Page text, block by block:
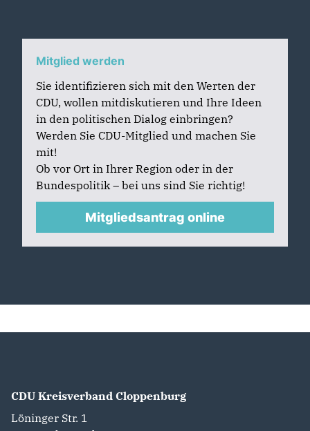
Mitglied werden
Sie identifizieren sich mit den Werten der
CDU, wollen mitdiskutieren und Ihre Ideen
in den politischen Dialog einbringen?
Werden Sie CDU-Mitglied und machen Sie
mit!
Ob vor Ort in Ihrer Region oder in der
Bundespolitik – bei uns sind Sie richtig!
Mitgliedsantrag online
CDU Kreisverband Cloppenburg
Löninger Str. 1